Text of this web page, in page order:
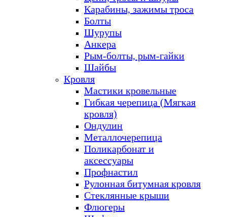
Карабины, зажимы троса
Болты
Шурупы
Анкера
Рым-болты, рым-гайки
Шайбы
Кровля
Мастики кровельные
Гибкая черепица (Мягкая
кровля)
Ондулин
Металлочерепица
Поликарбонат и
аксессуары
Профнастил
Рулонная битумная кровля
Стеклянные крыши
Флюгеры